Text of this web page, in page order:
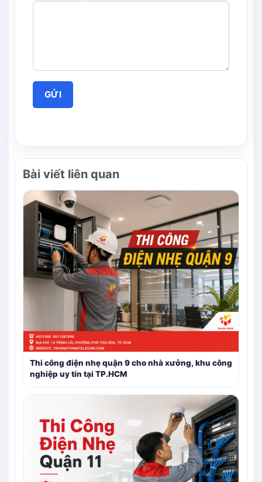
Bài viết liên quan
Thi công điện nhẹ quận 9 cho nhà xưởng, khu công
nghiệp uy tín tại TP.HCM